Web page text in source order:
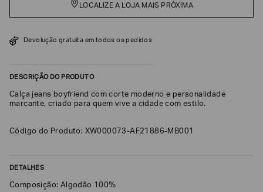
LOCALIZE A LOJA MAIS PRÓXIMA
Devolução gratuita em todos os pedidos
DESCRIÇÃO DO PRODUTO
Calça jeans boyfriend com corte moderno e personalidade
marcante, criado para quem vive a cidade com estilo.
Código do Produto: XW000073-AF21886-MB001
DETALHES
Composição: Algodão 100%
Femininos
Values